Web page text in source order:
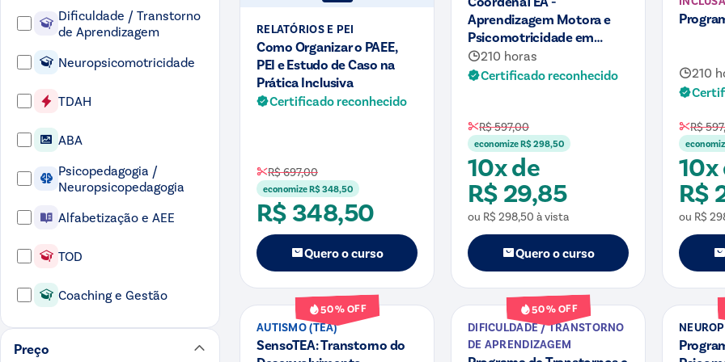
Dificuldade / Transtorno
de Aprendizagem
Neuropsicomotricidade
TDAH
ABA
Psicopedagogia /
Neuropsicopedagogia
Alfabetização e AEE
TOD
Coaching e Gestão
Preço
RELATÓRIOS E PEI
Como Organizar o PAEE,
PEI e Estudo de Caso na
Prática Inclusiva
Certificado reconhecido
R$ 697,00
economizeR$ 348,50
R$ 348,50
Quero o curso
Aprendizagem Motora e
Psicomotricidade em
Crianças com Tea
210 horas
Certificado reconhecido
R$ 597,00
economizeR$ 298,50
10x de
R$ 29,85
ou R$ 298,50 à vista
Quero o curso
210
R$
10x
R$
ou R$
50% OFF
Curso
AUTISMO (TEA)
SensoTEA: Transtorno do
50% OFF
Curso
DIFICULDADE / TRANSTORNO
DE APRENDIZAGEM
Curso